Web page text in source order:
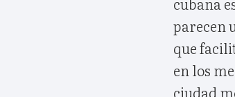
parecen
que
en los
ciudad